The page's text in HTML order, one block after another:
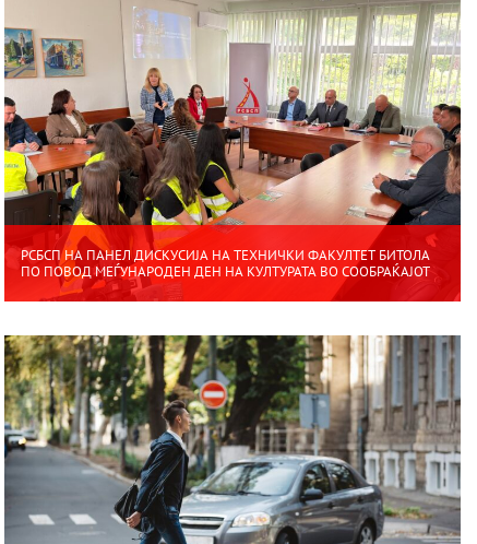
РСБСП НА ПАНЕЛ ДИСКУСИЈА НА ТЕХНИЧКИ ФАКУЛТЕТ БИТОЛА
ПО ПОВОД МЕЃУНАРОДЕН ДЕН НА КУЛТУРАТА ВО СООБРАЌАЈОТ